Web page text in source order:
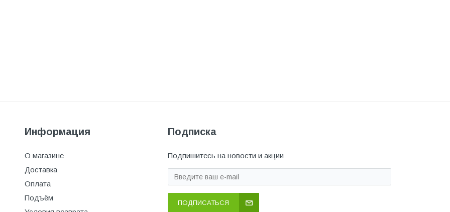
Информация
О магазине
Доставка
Оплата
Подъём
Подписка
Подпишитесь на новости и акции
ПОДПИСАТЬСЯ